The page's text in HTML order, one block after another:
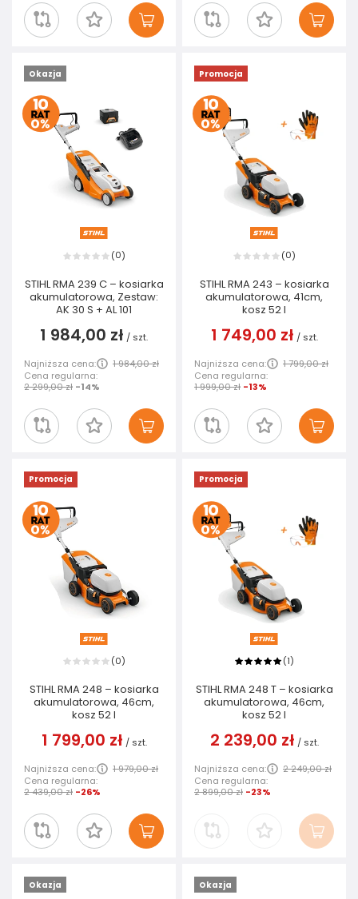
Okazja
(0)
STIHL RMA 239 C – kosiarka
akumulatorowa, Zestaw:
AK 30 S + AL 101
1 984,00 zł / szt.
Najniższa cena:
1 984,00 zł
Cena regularna:
2 299,00 zł -14%
Promocja
(0)
STIHL RMA 243 – kosiarka
akumulatorowa, 41cm,
kosz 52 I
1 749,00 zł / szt.
Najniższa cena:
1 799,00 zł
Cena regularna:
1 999,00 zł -13%
Promocja
(0)
STIHL RMA 248 – kosiarka
akumulatorowa, 46cm,
kosz 52 I
1 799,00 zł / szt.
Najniższa cena:
1 979,00 zł
Cena regularna:
2 439,00 zł -26%
Promocja
(1)
STIHL RMA 248 T – kosiarka
akumulatorowa, 46cm,
kosz 52 I
2 239,00 zł / szt.
Najniższa cena:
2 249,00 zł
Cena regularna:
2 899,00 zł -23%
Okazja Okazja